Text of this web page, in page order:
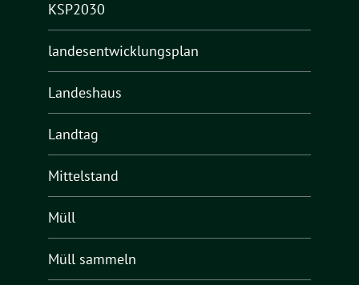
KSP2030
landesentwicklungsplan
Landeshaus
Landtag
Mittelstand
Müll
Müll sammeln